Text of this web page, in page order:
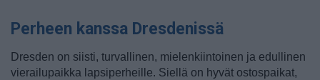
Perheen kanssa Dresdenissä
Dresden on siisti, turvallinen, mielenkiintoinen ja edullinen
vierailupaikka lapsiperheille. Siellä on hyvät ostospaikat,